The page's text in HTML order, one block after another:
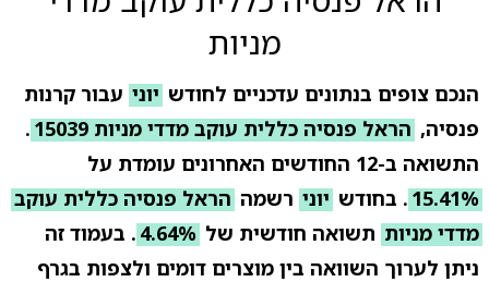
מניות
הנכם צופים בנתונים עדכניים לחודש יוני עבור קרנות
פנסיה, הראל פנסיה כללית עוקב מדדי מניות 15039
.
התשואה ב-12 החודשים האחרונים עומדת על
15.41% . בחודש יוני רשמה הראל פנסיה כללית עוקב
מדדי מניות תשואה חודשית של 4.64% . בעמוד זה
ניתן לערוך השוואה בין מוצרים דומים ולצפות בגרף